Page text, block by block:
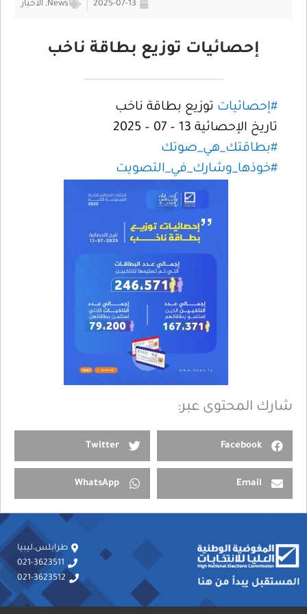
2025-07-13
News
, الأخبار
إحصائيات توزيع بطاقة ناخب
#إحصائيات توزيع بطاقة ناخب
تاريخ الإحصائية 13 – 07 – 2025
#بطاقتك_هي_صوتك
#خوذها_وشارك_في_التصويت
شارك المحتوى عبر:
Facebook
Twitter
Email
WhatsApp
طرابلس،ليبيا
021-3623511
021-3623512